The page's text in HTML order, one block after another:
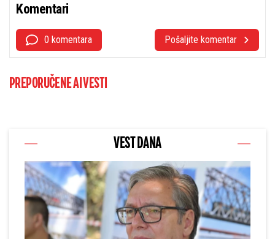
Komentari
0 komentara Pošaljite komentar
PREPORUČENE AI VESTI
VEST DANA